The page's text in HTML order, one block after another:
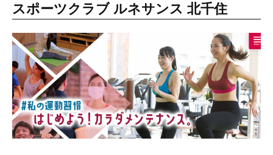
スポーツクラブ ルネサンス 北千住